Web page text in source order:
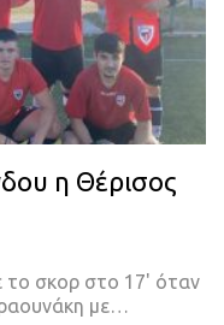
η Θέρισος
το σκορ στο 17' όταν
με…